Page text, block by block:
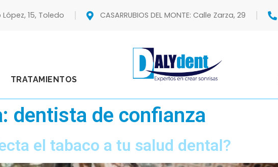
15, Toledo CASARRUBIOS DEL MONTE: Calle Zarza, 29
TRATAMIENTOS
dentista de confianza
el tabaco a tu salud dental?